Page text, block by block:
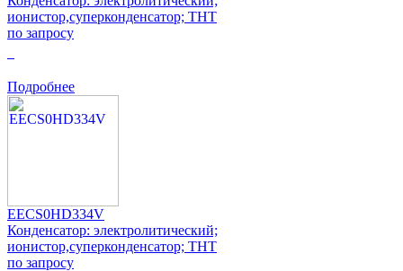
ионистор,суперконденсатор; THT
по запросу
Подробнее
EECS0HD334V
Конденсатор: электролитический;
ионистор,суперконденсатор; THT
по запросу